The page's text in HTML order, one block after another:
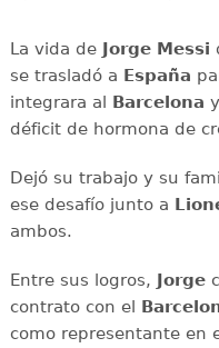
La vida de Jorge Messi
se trasladó a España
integrara al Barcelona
déficit de hormona de
Dejó su trabajo y su
ese desafío junto a
ambos.
Entre sus logros, Jorge
contrato con el
como representante en